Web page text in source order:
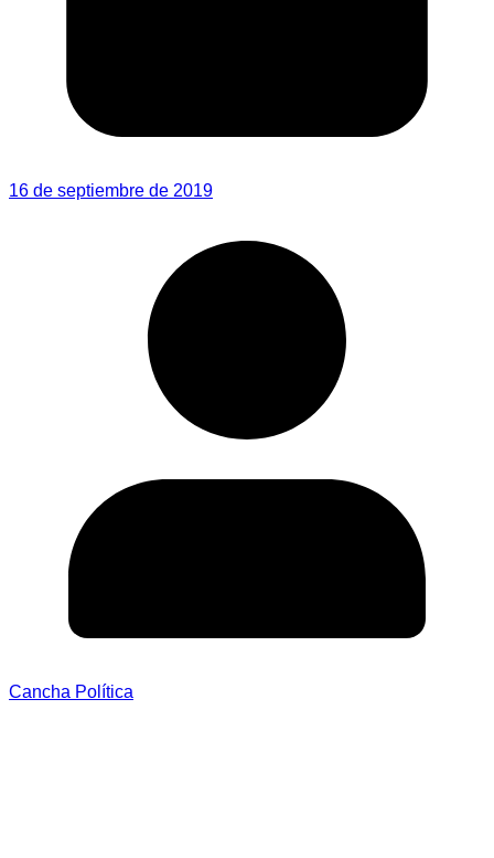
16 de septiembre de 2019
Cancha Política